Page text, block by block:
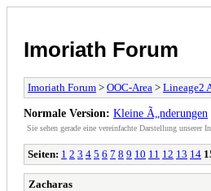
Imoriath Forum
Imoriath Forum > OOC-Area > Lineage2
Normale Version: Kleine Ã„nderungen
Sie sehen gerade eine vereinfachte Darstellung unserer
Seiten: 1 2 3 4 5 6 7 8 9 10 11 12 13 14
Zacharas